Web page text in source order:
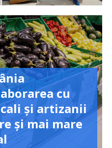
cu
și artizanii
și mai mare